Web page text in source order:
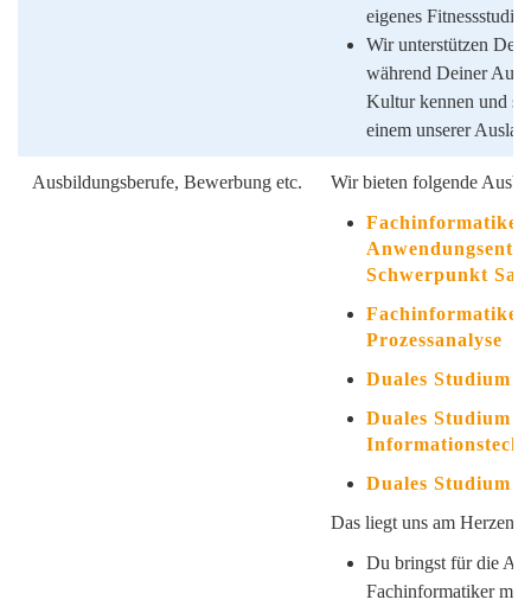
eigenes Fitnessstudio.
Wir unterstützen
während Deiner
Kultur kennen und
einem unserer
Ausbildungsberufe, Bewerbung etc.
Wir bieten folgende
Fachinformatiker
Schwerpunkt
Fachinformatiker
Prozessanalyse
Duales Studium
Duales Studium
Duales Studium
Das liegt uns am Herzen:
Du bringst für die
Fachinformatiker